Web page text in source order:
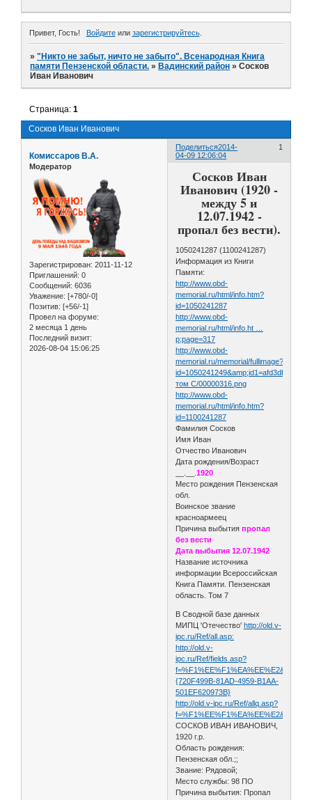
Привет, Гость! Войдитеили зарегистрируйтесь.
»"Никто не забыт, ничто не забыто". Всенародная Книга
памяти Пензенской области. » Вадинский район »Сосков
Иван Иванович
Сосков Иван Иванович
Страница:1
Поделиться 1
2014-
04-09 12:06:04
Комиссаров В.А.
Модератор
Зарегистрирован: 2011-11-12
Приглашений: 0
Сообщений: 6036
Уважение: [+780/-0]
Позитив: [+56/-1]
Провел на форуме:
2 месяца 1 день
Последний визит:
2026-08-04 15:06:25
Сосков Иван
Иванович (1920 -
между 5 и
12.07.1942 -
пропал без вести).
1050241287 (1100241287)
Информация из Книги
Памяти:
http://www.obd-
memorial.ru/html/info.htm?
id=1050241287
http://www.obd-
memorial.ru/html/info.ht …
p;page=317
http://www.obd-
memorial.ru/memorial/fullimage?
том С/00000316.png
http://www.obd-
memorial.ru/html/info.htm?
id=1100241287
Фамилия Сосков
Имя Иван
Отчество Иванович
Дата рождения/Возраст
__.__.1920
Место рождения Пензенская
обл.
Воинское звание
красноармеец
Причина выбытияпропал
без вести
Дата выбытия 12.07.1942
Название источника
информации Всероссийская
Книга Памяти. Пензенская
область. Том 7
В Сводной базе данных
МИПЦ 'Отечество'http://old.v-
ipc.ru/Ref/all.asp:
http://old.v-
ipc.ru/Ref/fields.asp?
{720F499B-81AD-4959-B1AA-
501EF620973B}
http://old.v-ipc.ru/Ref/allq.asp?
СОСКОВ ИВАН ИВАНОВИЧ,
1920 г.р.
Область рождения:
Пензенская обл.;;
Звание: Рядовой;
Место службы: 98 ПО
Причина выбытия: Пропал